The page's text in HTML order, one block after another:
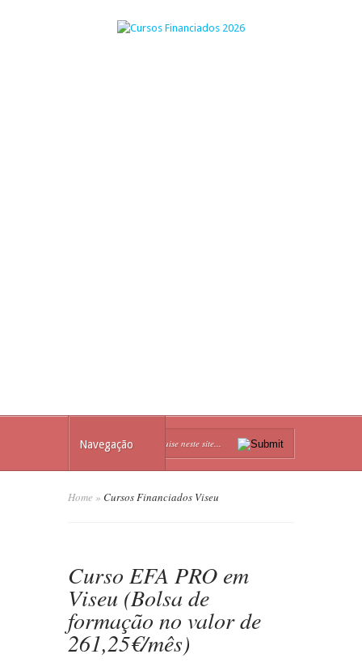
Navegação
Home » Cursos Financiados Viseu
Curso EFA PRO em
Viseu (Bolsa de
formação no valor de
261,25€/mês)